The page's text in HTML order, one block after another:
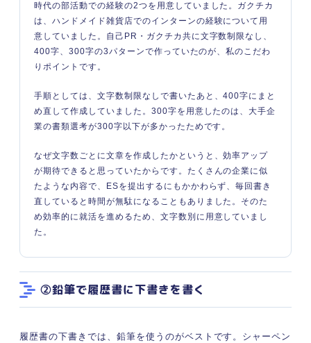
時代の部活動での経験の2つを用意していました。ガクチカ
は、ハンドメイド雑貨店でのインターンの経験について用
意していました。自己PR・ガクチカ共に文字数制限なし、
400字、300字の3パターンで作っていたのが、私のこだわ
りポイントです。
手順としては、文字数制限なしで書いたあと、400字にまと
め直して作成していました。300字を用意したのは、大手企
業の書類選考が300字以下が多かったためです。
なぜ文字数ごとに文章を作成したかというと、効率アップ
が期待できると思っていたからです。たくさんの企業に似
たような内容で、ESを提出するにもかかわらず、毎回書き
直していると時間が無駄になることもありました。そのた
め効率的に就活を進めるため、文字数別に用意していまし
た。
②鉛筆で履歴書に下書きを書く
履歴書の下書きでは、鉛筆を使うのがベストです。シャーペン